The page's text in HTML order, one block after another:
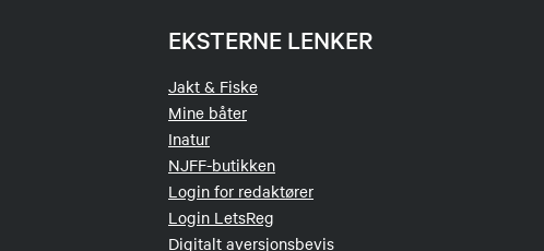
EKSTERNE LENKER
Jakt & Fiske
Mine båter
Inatur
NJFF-butikken
Login for redaktører
Login LetsReg
Digitalt aversjonsbevis